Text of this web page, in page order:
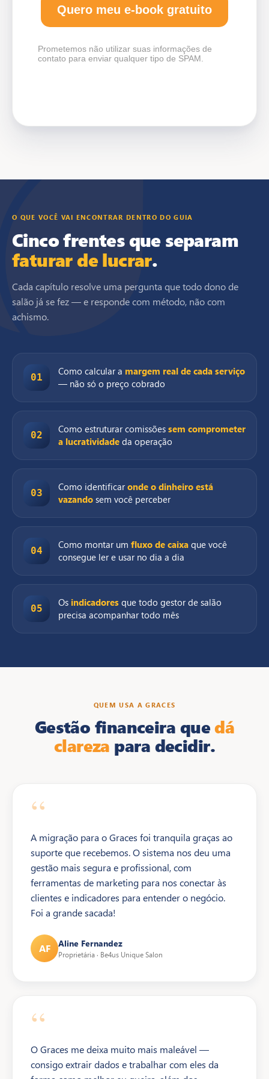
Quero meu e-book gratuito
Prometemos não utilizar suas informações de
contato para enviar qualquer tipo de SPAM.
O QUE VOCÊ VAI ENCONTRAR DENTRO DO GUIA
Cinco frentes que separam
faturar de lucrar.
Cada capítulo resolve uma pergunta que todo dono de
salão já se fez — e responde com método, não com
achismo.
01
Como calcular a margem real de cada serviço
— não só o preço cobrado
02
Como estruturar comissões sem comprometer
a lucratividade da operação
03
Como identificaronde o dinheiro está
vazando sem você perceber
04
Como montar um fluxo de caixa que você
consegue ler e usar no dia a dia
05
Os indicadores que todo gestor de salão
precisa acompanhar todo mês
QUEM USA A GRACES
Gestão financeira quedá
clareza para decidir.
“
A migração para o Graces foi tranquila graças ao
suporte que recebemos. O sistema nos deu uma
gestão mais segura e profissional, com
ferramentas de marketing para nos conectar às
clientes e indicadores para entender o negócio.
Foi a grande sacada!
AF Aline Fernandez
Proprietária · Be4us Unique Salon
“
O Graces me deixa muito mais maleável —
consigo extrair dados e trabalhar com eles da